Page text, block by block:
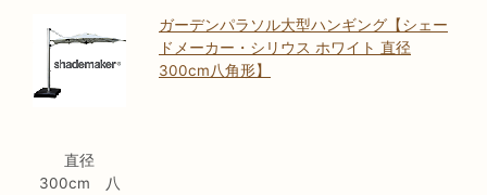
直径
300cm 八
ガーデンパラソル大型ハンギング【シェー
ドメーカー・シリウス ホワイト 直径
300cm八角形】